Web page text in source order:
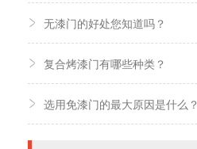
无漆门的好处您知道吗？
复合烤漆门有哪些种类？
选用免漆门的最大原因是什么？